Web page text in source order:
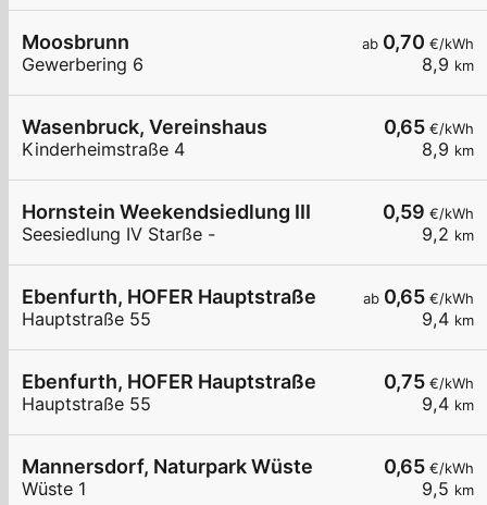
ab 0,70 €/kWh
8,9 km
Moosbrunn
Gewerbering 6
0,65 €/kWh
8,9 km
Wasenbruck, Vereinshaus
Kinderheimstraße 4
0,59 €/kWh
9,2 km
Hornstein Weekendsiedlung III
Seesiedlung IV Starße -
ab 0,65 €/kWh
9,4 km
Ebenfurth, HOFER Hauptstraße
Hauptstraße 55
0,75 €/kWh
9,4 km
Ebenfurth, HOFER Hauptstraße
Hauptstraße 55
0,65 €/kWh
9,5 km
Mannersdorf, Naturpark Wüste
Wüste 1